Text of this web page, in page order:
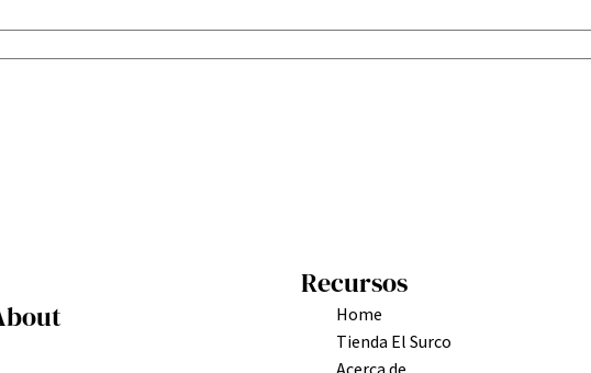
Recursos
Home
Tienda El Surco
Acerca de